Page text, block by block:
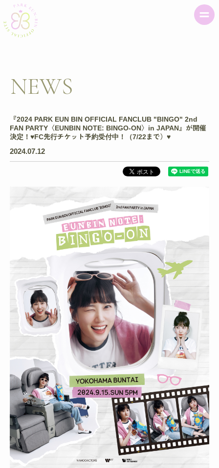
NEWS
『2024 PARK EUN BIN OFFICIAL FANCLUB "BINGO" 2nd
FAN PARTY〈EUNBIN NOTE: BINGO-ON〉in JAPAN』が開催
決定！♥️FC先行チケット予約受付中！（7/22まで）♥️
2024.07.12